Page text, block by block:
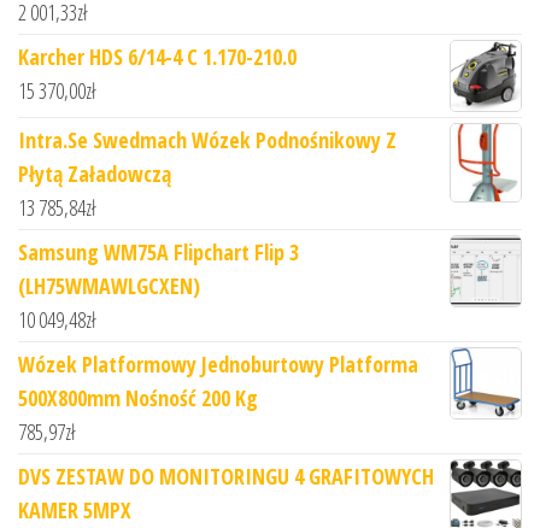
2 001,33zł
Karcher HDS 6/14-4 C 1.170-210.0
15 370,00zł
Intra.Se Swedmach Wózek Podnośnikowy Z
Płytą Załadowczą
13 785,84zł
Samsung WM75A Flipchart Flip 3
(LH75WMAWLGCXEN)
10 049,48zł
Wózek Platformowy Jednoburtowy Platforma
500X800mm Nośność 200 Kg
785,97zł
DVS ZESTAW DO MONITORINGU 4 GRAFITOWYCH
KAMER 5MPX